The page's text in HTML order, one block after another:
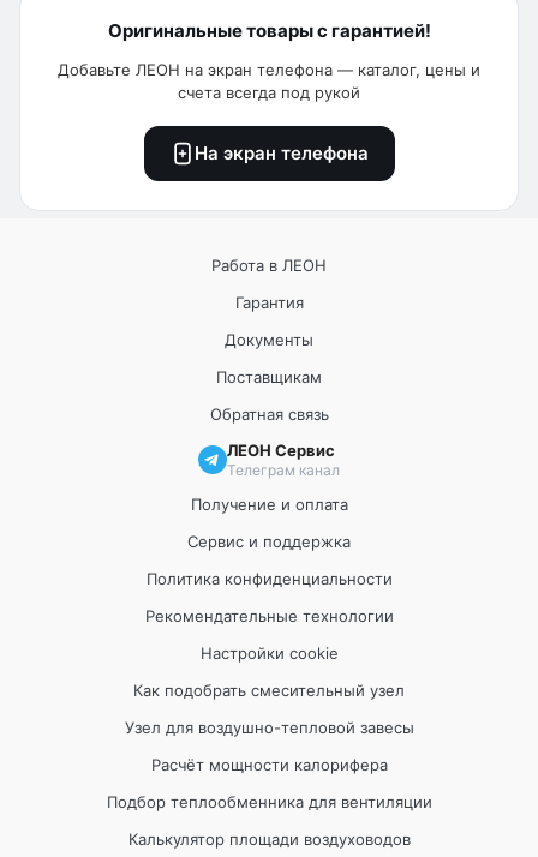
Оригинальные товары с гарантией!
Добавьте ЛЕОН на экран телефона — каталог, цены и
счета всегда под рукой
На экран телефона
Работа в ЛЕОН
Гарантия
Документы
Поставщикам
Обратная связь
ЛЕОН Сервис
Телеграм канал
Получение и оплата
Сервис и поддержка
Политика конфиденциальности
Рекомендательные технологии
Настройки cookie
Как подобрать смесительный узел
Узел для воздушно-тепловой завесы
Расчёт мощности калорифера
Подбор теплообменника для вентиляции
Калькулятор площади воздуховодов